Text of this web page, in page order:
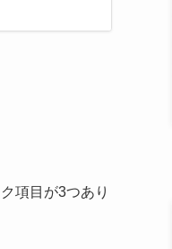
項目が3つあり